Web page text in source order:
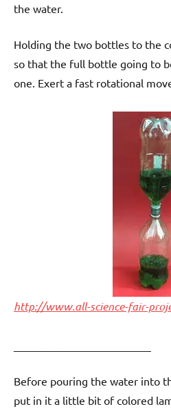
the water.
Holding the two bottles to the
so that the full bottle going to
one. Exert a fast rotational
http://www.all-science-fair-
Before pouring the water into
put in it a little bit of colored